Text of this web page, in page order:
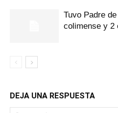
Tuvo Padre
colimense y 2
DEJA UNA RESPUESTA